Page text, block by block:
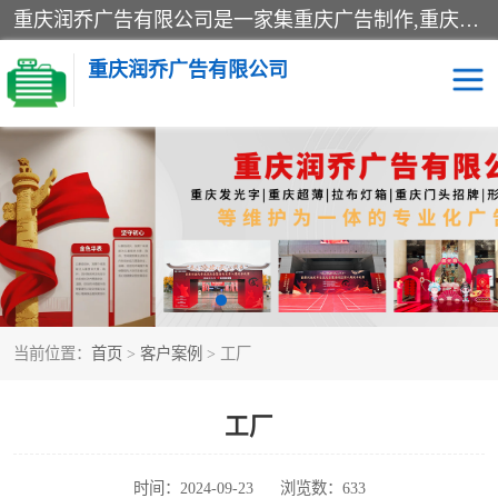
重庆润乔广告有限公司是一家集重庆广告制作,重庆标识标牌,亚克力发光字,led发光字,树脂发光字,超薄灯箱,拉布灯箱,吸塑灯箱,门头招牌,企业形象墙,写真喷绘,x展架,拉网展架,广告展架,条幅,锦旗设计,制作,施工,维护为一体的专业化广告公司.
重庆润乔广告有限公司
当前位置： 首页 > 客户案例 > 工厂
工厂
时间：2024-09-23 浏览数：633
招牌类 发光字类
灯箱类 形象墙类
标识标牌类 写真喷绘类
展架